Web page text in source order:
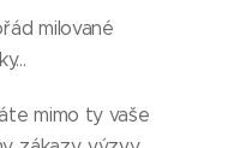
milované
mimo ty vaše